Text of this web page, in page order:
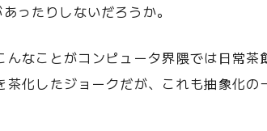
ったりしないだろうか。
なことがコンピュータ界隈では日常
化したジョークだが、これも抽象化の